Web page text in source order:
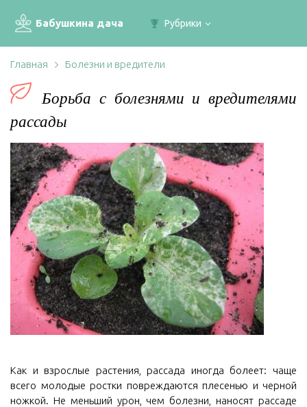
Бабушкина дача Рубрики
Главная Болезни и вредители
Борьба с болезнями и вредителями
рассады
Как и взрослые растения, рассада иногда болеет: чаще
всего молодые ростки повреждаются плесенью и черной
ножкой. Не меньший урон, чем болезни, наносят рассаде